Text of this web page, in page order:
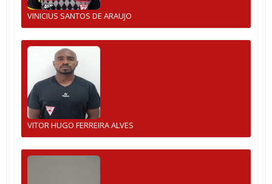
VINICIUS SANTOS DE ARAUJO
VITOR HUGO FERREIRA ALVES